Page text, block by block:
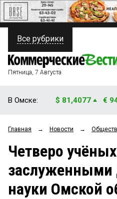
ПОЛИТИКА
ФИНАНСЫ
ОБЩЕСТВО
ЗАКОН
НОВОСТИ КОМПАНИЙ
Все рубрики
Пятница, 7 Августа
В Омске: $ 81,4077 €
Главная → Новости →
Четверо
заслуженными
науки Омской